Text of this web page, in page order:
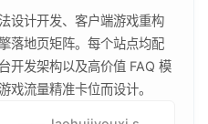
设计开发、客户端游戏重构
落地页矩阵。每个站点均配
开发架构以及高价值 FAQ 模
戏流量精准卡位而设计。